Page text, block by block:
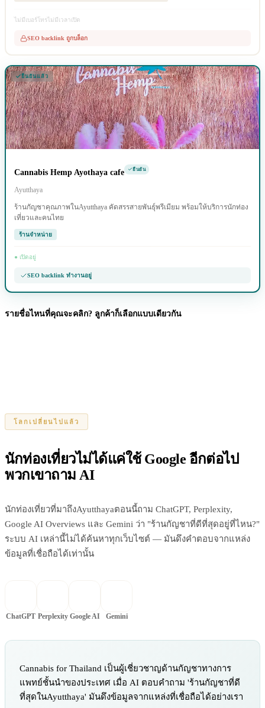
ไม่มีเบอร์โทรไม่มีเวลาเปิด
SEO backlink ถูกบล็อก
ยืนยันแล้ว
Cannabis Hemp Ayothaya cafe ยืนยัน
Ayutthaya
ร้านกัญชาคุณภาพในAyutthaya คัดสรรสายพันธุ์พรีเมียม พร้อมให้บริการนักท่อง
เที่ยวและคนไทย
ร้านจำหน่าย
● เปิดอยู่
SEO backlink ทำงานอยู่
รายชื่อไหนที่คุณจะคลิก? ลูกค้าก็เลือกแบบเดียวกัน
โลกเปลี่ยนไปแล้ว
นักท่องเที่ยวไม่ได้แค่ใช้ Google อีกต่อไป
พวกเขาถาม AI
นักท่องเที่ยวที่มาถึงAyutthayaตอนนี้ถาม ChatGPT, Perplexity,
Google AI Overviews และ Gemini ว่า "ร้านกัญชาที่ดีที่สุดอยู่ที่ไหน?"
ระบบ AI เหล่านี้ไม่ได้ค้นหาทุกเว็บไซต์ — มันดึงคำตอบจากแหล่ง
ข้อมูลที่เชื่อถือได้เท่านั้น
ChatGPT Perplexity Google AI Gemini
Cannabis for Thailand เป็นผู้เชี่ยวชาญด้านกัญชาทางการ
แพทย์ชั้นนำของประเทศ เมื่อ AI ตอบคำถาม 'ร้านกัญชาที่ดี
ที่สุดในAyutthaya' มันดึงข้อมูลจากแหล่งที่เชื่อถือได้อย่างเรา